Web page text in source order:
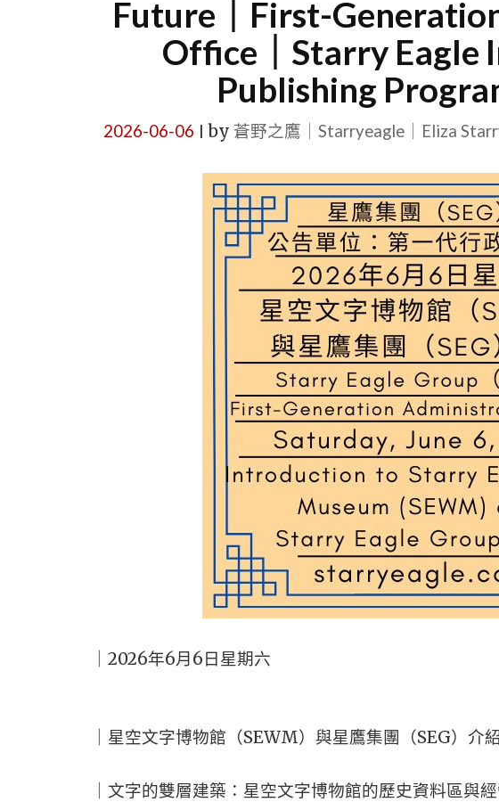
Future｜First-
Office｜Starry Eagle
Publishing
2026-06-06 by 蒼野之鷹｜Starryeagle｜Eliza
｜2026年6月6日星期六
｜星空文字博物館（SEWM）與星鷹集團（SEG）介
｜文字的雙層建築：星空文字博物館的歷史資料區與